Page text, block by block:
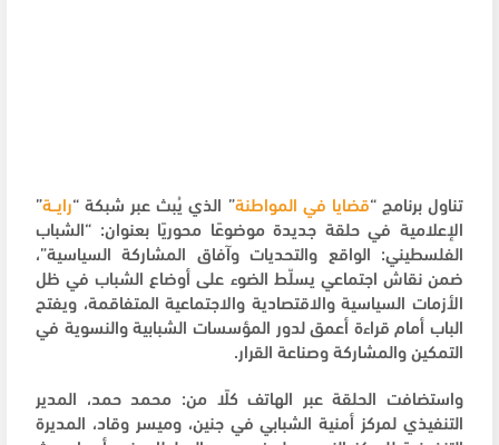
تناول برنامج “قضايا في المواطنة” الذي يُبث عبر شبكة “رايــة”
الإعلامية في حلقة جديدة موضوعًا محوريًا بعنوان: “الشباب
الفلسطيني: الواقع والتحديات وآفاق المشاركة السياسية”،
ضمن نقاش اجتماعي يسلّط الضوء على أوضاع الشباب في ظل
الأزمات السياسية والاقتصادية والاجتماعية المتفاقمة، ويفتح
الباب أمام قراءة أعمق لدور المؤسسات الشبابية والنسوية في
التمكين والمشاركة وصناعة القرار.
واستضافت الحلقة عبر الهاتف كلًا من: محمد حمد، المدير
التنفيذي لمركز أمنية الشبابي في جنين، وميسر وقاد، المديرة